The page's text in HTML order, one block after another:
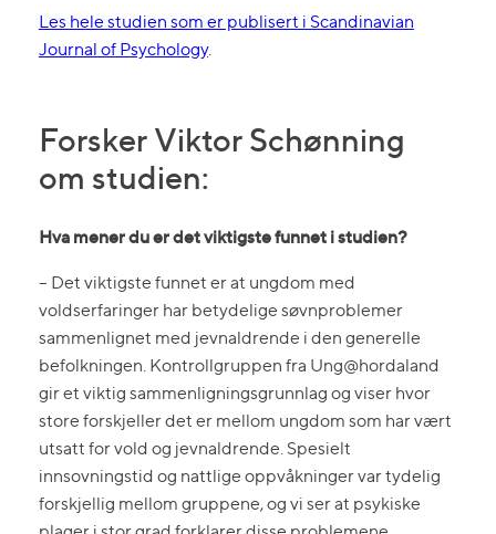
Les hele studien som er publisert i Scandinavian
Journal of Psychology.
Forsker Viktor Schønning
om studien:
Hva mener du er det viktigste funnet i studien?
– Det viktigste funnet er at ungdom med
voldserfaringer har betydelige søvnproblemer
sammenlignet med jevnaldrende i den generelle
befolkningen. Kontrollgruppen fra Ung@hordaland
gir et viktig sammenligningsgrunnlag og viser hvor
store forskjeller det er mellom ungdom som har vært
utsatt for vold og jevnaldrende. Spesielt
innsovningstid og nattlige oppvåkninger var tydelig
forskjellig mellom gruppene, og vi ser at psykiske